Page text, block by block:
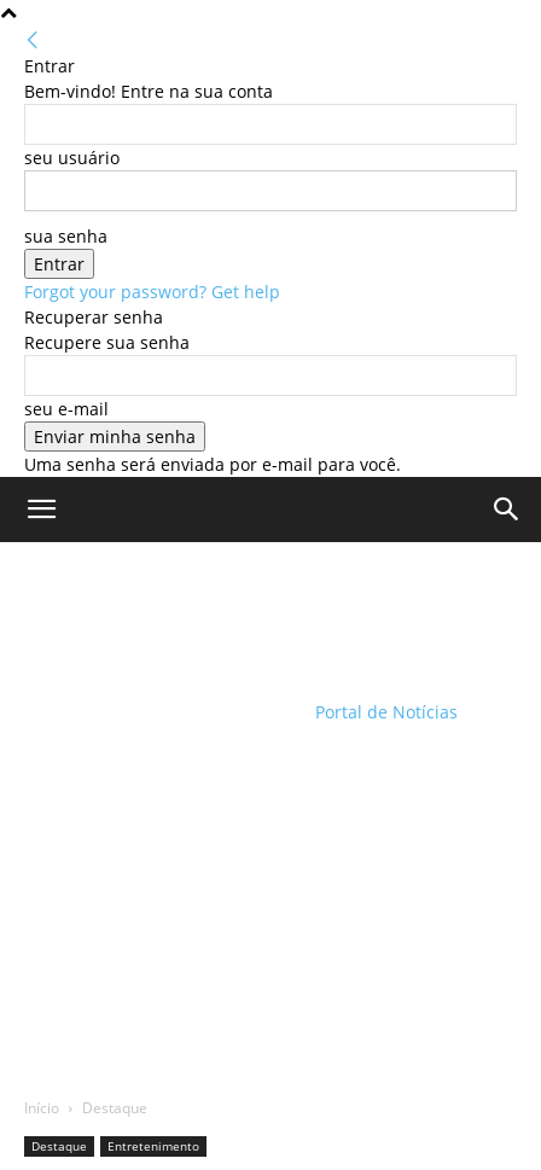
Entrar
Bem-vindo! Entre na sua conta
seu usuário
sua senha
Forgot your password? Get help
Recuperar senha
Recupere sua senha
seu e-mail
Uma senha será enviada por e-mail para você.
Portal de Notícias
Início Destaque
Destaque Entretenimento